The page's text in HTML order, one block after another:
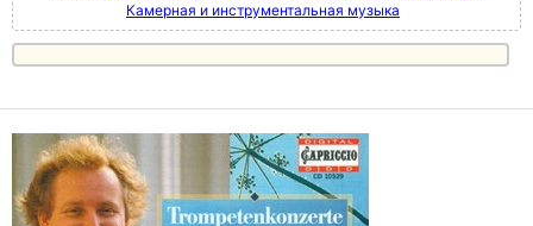
Камерная и инструментальная музыка